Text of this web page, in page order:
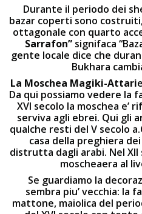
Durante il periodo dei
bazar coperti sono
ottagonale con quarto
Sarrafon”signifaca
gente locale dice che
Bukhara
La Moschea Magiki-Attari
Da qui possiamo vedere la
XVI secolo la moschea e’
serviva agli ebrei. Qui gli
qualche resti del V secolo
casa della preghiera
distrutta dagli arabi. Nel
moscheaera al
Se guardiamo la
sembra piu’ vecchia: la
mattone, maiolica del